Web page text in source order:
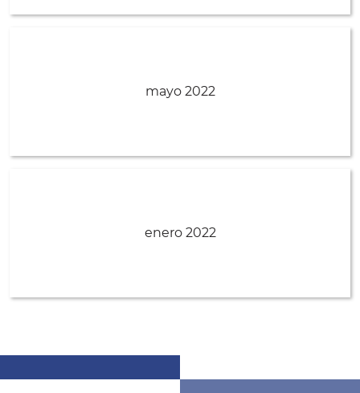
mayo 2022
enero 2022